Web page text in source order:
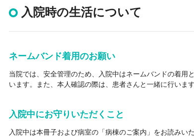
入院時の生活について
ネームバンド着用のお願い
当院では、安全管理のため、入院中はネームバンドの着用
います。また、本人確認の際は、患者さんと一緒に行いま
入院中にお守りいただくこと
入院中は本冊子および病室の「病棟のご案内」をお読みい